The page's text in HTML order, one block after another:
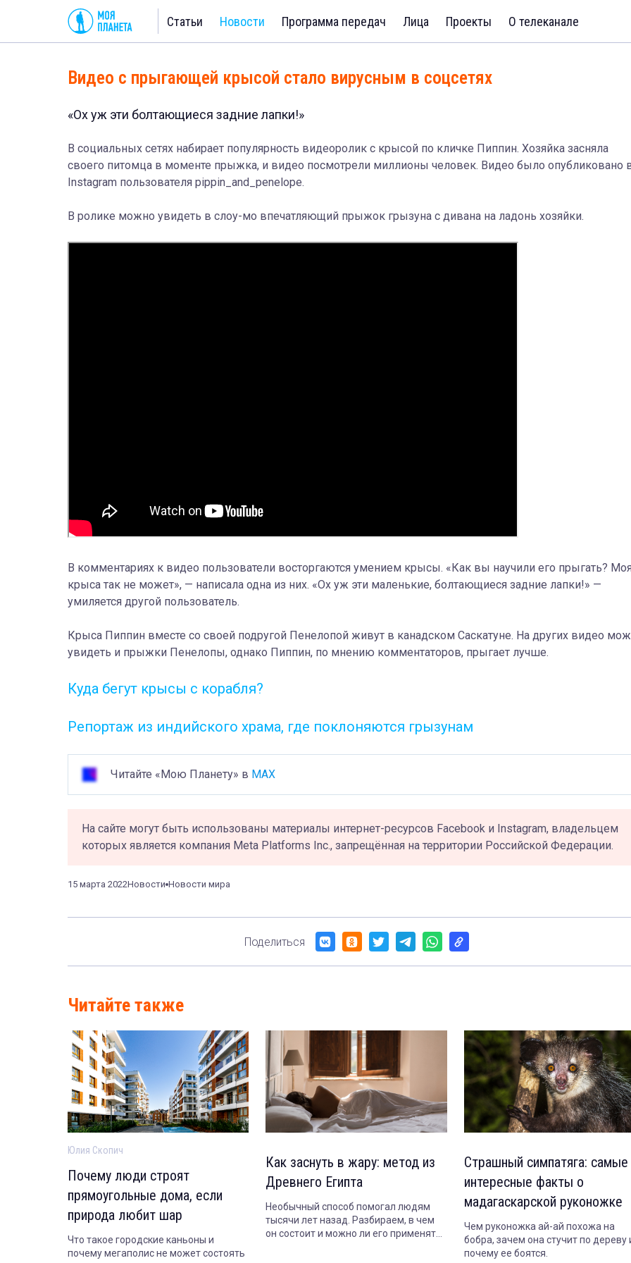
Статьи Новости Программа передач Лица Проекты О телеканале
Видео с прыгающей крысой стало вирусным в соцсетях
«Ох уж эти болтающиеся задние лапки!»
В социальных сетях набирает популярность видеоролик с крысой по кличке Пиппин. Хозяйка засняла
своего питомца в моменте прыжка, и видео посмотрели миллионы человек. Видео было опубликовано
Instagram пользователя pippin_and_penelope.
В ролике можно увидеть в слоу-мо впечатляющий прыжок грызуна с дивана на ладонь хозяйки.
В комментариях к видео пользователи восторгаются умением крысы. «Как вы научили его прыгать?
крыса так не может», — написала одна из них. «Ох уж эти маленькие, болтающиеся задние лапки!» —
умиляется другой пользователь.
Крыса Пиппин вместе со своей подругой Пенелопой живут в канадском Саскатуне. На других видео
увидеть и прыжки Пенелопы, однако Пиппин, по мнению комментаторов, прыгает лучше.
Куда бегут крысы с корабля?
Репортаж из индийского храма, где поклоняются грызунам
Читайте «Мою Планету» в MAX
На сайте могут быть использованы материалы интернет-ресурсов Facebook и Instagram, владельцем
которых является компания Meta Platforms Inc., запрещённая на территории Российской Федерации.
15 марта 2022Новости Новости мира
Поделиться
Читайте также
Юлия Скопич
Почему люди строят
прямоугольные дома, если
природа любит шар
Что такое городские каньоны и
почему мегаполис не может состоять
Как заснуть в жару: метод из
Древнего Египта
Необычный способ помогал людям
тысячи лет назад. Разбираем, в чем
он состоит и можно ли его применять
Страшный симпатяга: самые
интересные факты о
мадагаскарской руконожке
Чем руконожка ай-ай похожа на
бобра, зачем она стучит по дереву
почему ее боятся.